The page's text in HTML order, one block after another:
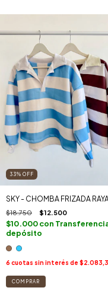
33% OFF
SKY - CHOMBA FRIZADA
$18.750 $12.500
$10.000con
depósito
6 cuotas sin interés de
COMPRAR